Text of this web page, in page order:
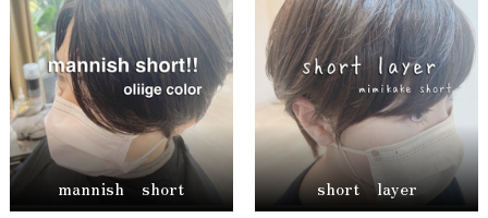
mannish short short layer